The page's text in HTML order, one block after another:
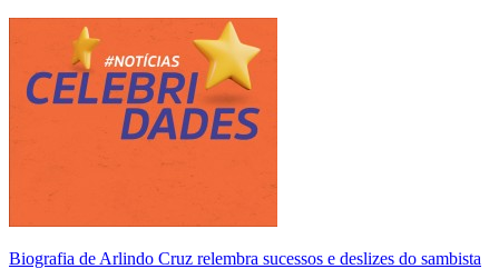
Biografia de Arlindo Cruz relembra sucessos e deslizes do sambista